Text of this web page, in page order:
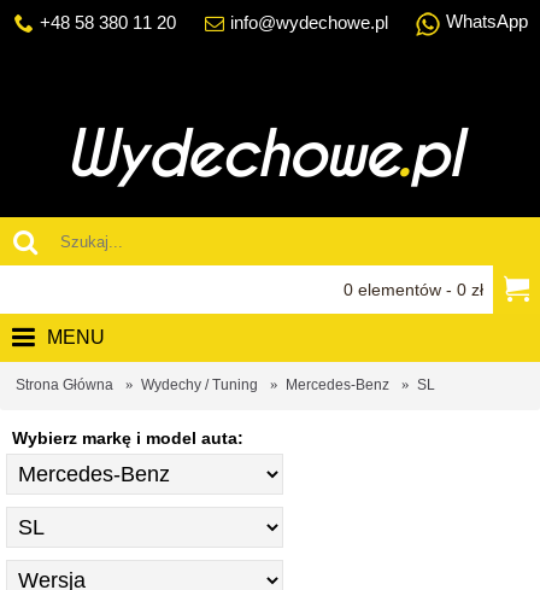
+48 58 380 11 20 info@wydechowe.pl WhatsApp
0 elementów - 0 zł
MENU
Strona Główna Wydechy / Tuning Mercedes-Benz SL
Wybierz markę i model auta: